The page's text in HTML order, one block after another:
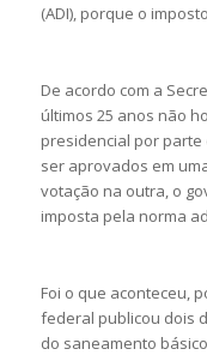
(ADI), porque o
De acordo com a
últimos 25 anos não
presidencial por parte
ser aprovados em
votação na outra, o
imposta pela norma
Foi o que aconteceu,
federal publicou dois
do saneamento